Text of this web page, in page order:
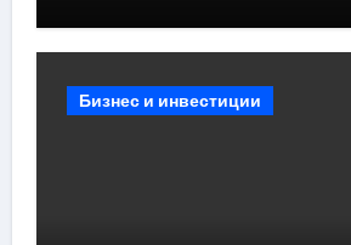
Бизнес и инвестиции